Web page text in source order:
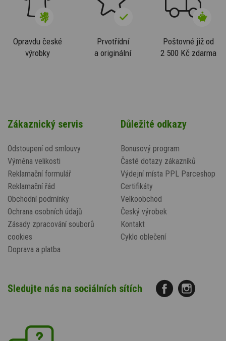
Opravdu české
výrobky
Prvotřídní
a originální
Poštovné již od
2 500 Kč zdarma
Zákaznický servis
Odstoupení od smlouvy
Výměna velikosti
Reklamační formulář
Reklamační řád
Obchodní podmínky
Ochrana osobních údajů
Zásady zpracování souborů
cookies
Doprava a platba
Důležité odkazy
Bonusový program
Časté dotazy zákazníků
Výdejní místa PPL Parceshop
Certifikáty
Velkoobchod
Český výrobek
Kontakt
Cyklo oblečení
Sledujte nás na sociálních sítích